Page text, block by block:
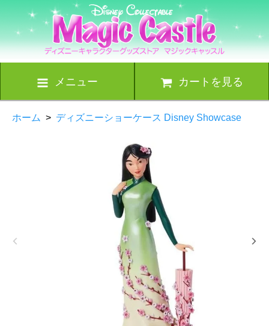
メニュー カートを見る
ホーム > ディズニーショーケース Disney Showcase